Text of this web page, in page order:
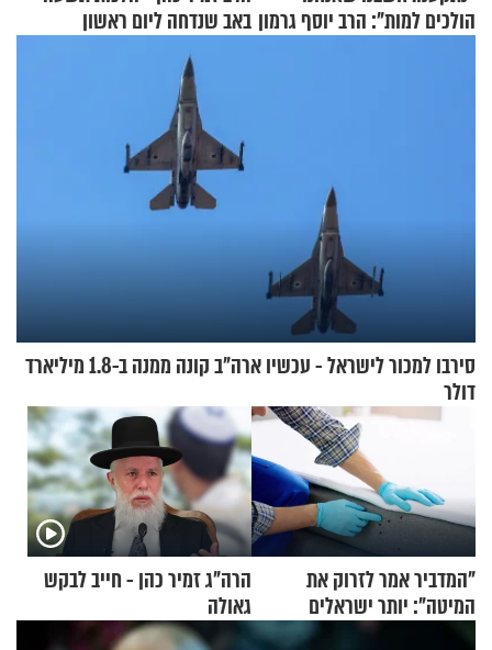
הולכים למות": הרב יוסף גרמון באב שנדחה ליום ראשון
סירבו למכור לישראל - עכשיו ארה"ב קונה ממנה ב-1.8 מיליארד
דולר
"המדביר אמר לזרוק את
המיטה": יותר ישראלים
מדווחים על מכת פשפשי
הרה"ג זמיר כהן - חייב לבקש
גאולה